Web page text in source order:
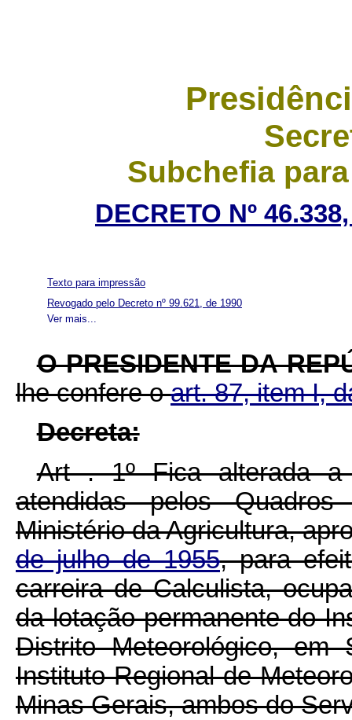
Subchefia
DECRETO Nº
Ver mais...
Texto para impressão
Revogado pelo Decreto nº 99.621, de 1990
O PRESIDENTE DA
lhe confere oart. 87, item I,
Decreta:
Art . 1º Fica alterada a
atendidas pelos
Ministério da Agricultura,
de julho de 1955, para
carreira de Calculista,
da lotação permanente do
Distrito Meteorológico,
Instituto Regional de
Minas Gerais, ambos do